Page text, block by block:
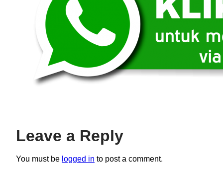
Leave a Reply
You must be logged in to post a comment.